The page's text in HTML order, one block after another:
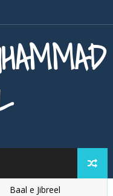
Baal e Jibreel